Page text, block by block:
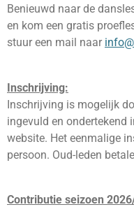
Benieuwd naar de
en kom een gratis
stuur een mail naar
Inschrijving:
Inschrijving is mogelijk
ingevuld en
website. Het eenmalige
persoon. Oud-leden
Contributie seizoen